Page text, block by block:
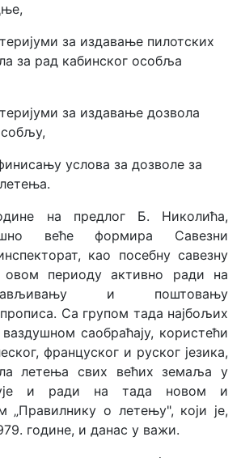
за издавање пилотских
за рад кабинског особља
за издавање дозвола
услова за дозволе за
на предлог Б. Николића,
веће формира Савезни
као посебну савезну
овом периоду активно ради на
и поштовању
Са групом тада најбољих
саобраћају, користећи
француског и руског језика,
летења свих већих земаља у
и ради на тада новом и
о летењу", који је,
године, и данас у важи.